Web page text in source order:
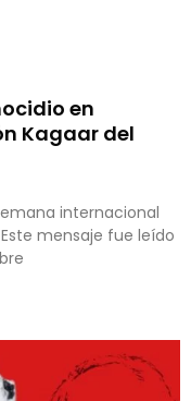
en
Kagaar del
internacional
mensaje fue leído